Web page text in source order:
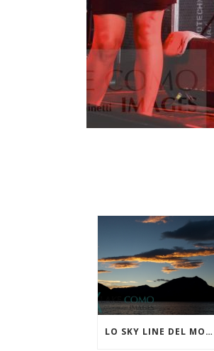
LO SKY LINE DEL MONTE CROCIONE VISTO DA LIERNA